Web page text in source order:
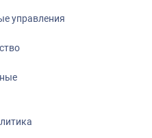
управления